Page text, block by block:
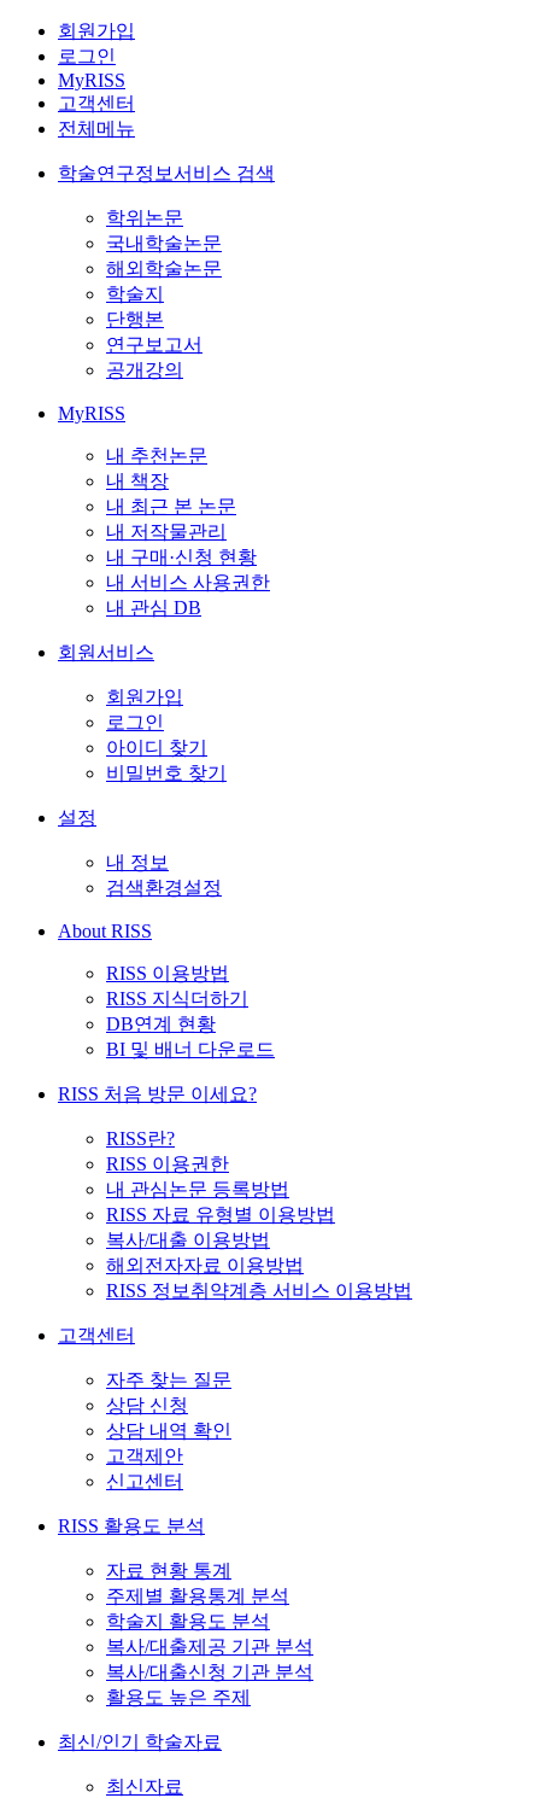
회원가입
로그인
MyRISS
고객센터
전체메뉴
학술연구정보서비스 검색
학위논문
국내학술논문
해외학술논문
학술지
단행본
연구보고서
공개강의
MyRISS
내 추천논문
내 책장
내 최근 본 논문
내 저작물관리
내 구매·신청 현황
내 서비스 사용권한
내 관심 DB
회원서비스
회원가입
로그인
아이디 찾기
비밀번호 찾기
설정
내 정보
검색환경설정
About RISS
RISS 이용방법
RISS 지식더하기
DB연계 현황
BI 및 배너 다운로드
RISS 처음 방문 이세요?
RISS란?
RISS 이용권한
내 관심논문 등록방법
RISS 자료 유형별 이용방법
복사/대출 이용방법
해외전자자료 이용방법
RISS 정보취약계층 서비스 이용방법
고객센터
자주 찾는 질문
상담 신청
상담 내역 확인
고객제안
신고센터
RISS 활용도 분석
자료 현황 통계
주제별 활용통계 분석
학술지 활용도 분석
복사/대출제공 기관 분석
복사/대출신청 기관 분석
활용도 높은 주제
최신/인기 학술자료
최신자료